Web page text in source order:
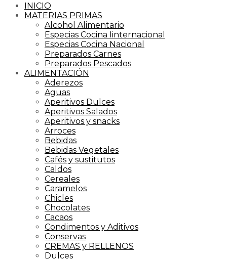
INICIO
MATERIAS PRIMAS
Alcohol Alimentario
Especias Cocina Iinternacional
Especias Cocina Nacional
Preparados Carnes
Preparados Pescados
ALIMENTACIÓN
Aderezos
Aguas
Aperitivos Dulces
Aperitivos Salados
Aperitivos y snacks
Arroces
Bebidas
Bebidas Vegetales
Cafés y sustitutos
Caldos
Cereales
Caramelos
Chicles
Chocolates
Cacaos
Condimentos y Aditivos
Conservas
CREMAS y RELLENOS
Dulces